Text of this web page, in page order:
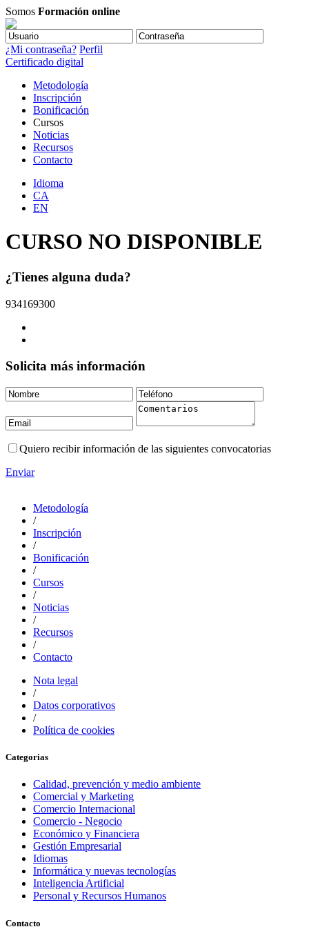
Somos Formación online
¿Mi contraseña? Perfil
Certificado digital
Metodología
Inscripción
Bonificación
Cursos
Noticias
Recursos
Contacto
Idioma
CA
EN
CURSO NO DISPONIBLE
¿Tienes alguna duda?
934169300
Solicita más información
Quiero recibir información de las siguientes convocatorias
Enviar
Metodología
/
Inscripción
/
Bonificación
/
Cursos
/
Noticias
/
Recursos
/
Contacto
Nota legal
/
Datos corporativos
/
Política de cookies
Categorias
Calidad, prevención y medio ambiente
Comercial y Marketing
Comercio Internacional
Comercio - Negocio
Económico y Financiera
Gestión Empresarial
Idiomas
Informática y nuevas tecnologías
Inteligencia Artificial
Personal y Recursos Humanos
Contacto